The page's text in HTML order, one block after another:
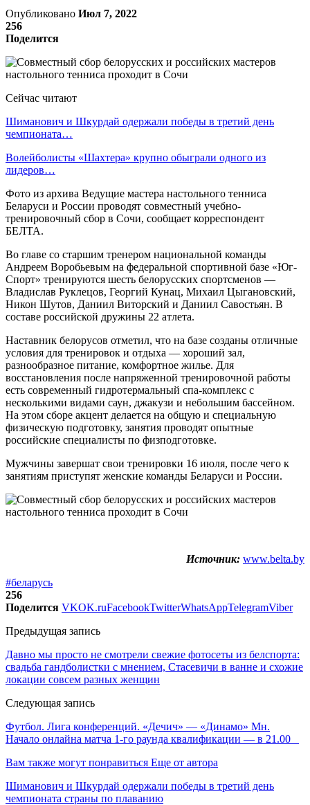
Опубликовано Июл 7, 2022
256
Поделится
Сейчас читают
Шиманович и Шкурдай одержали победы в третий день
чемпионата…
Волейболисты «Шахтера» крупно обыграли одного из
лидеров…
Фото из архива Ведущие мастера настольного тенниса
Беларуси и России проводят совместный учебно-
тренировочный сбор в Сочи, сообщает корреспондент
БЕЛТА.
Во главе со старшим тренером национальной команды
Андреем Воробьевым на федеральной спортивной базе «Юг-
Спорт» тренируются шесть белорусских спортсменов —
Владислав Руклецов, Георгий Кунац, Михаил Цыгановский,
Никон Шутов, Даниил Виторский и Даниил Савостьян. В
составе российской дружины 22 атлета.
Наставник белорусов отметил, что на базе созданы отличные
условия для тренировок и отдыха — хороший зал,
разнообразное питание, комфортное жилье. Для
восстановления после напряженной тренировочной работы
есть современный гидротермальный спа-комплекс с
несколькими видами саун, джакузи и небольшим бассейном.
На этом сборе акцент делается на общую и специальную
физическую подготовку, занятия проводят опытные
российские специалисты по физподготовке.
Мужчины завершат свои тренировки 16 июля, после чего к
занятиям приступят женские команды Беларуси и России.
Источник: www.belta.by
#беларусь
256
Поделится VKOK.ruFacebookTwitterWhatsAppTelegramViber
Предыдущая запись
Давно мы просто не смотрели свежие фотосеты из белспорта:
свадьба гандболистки с мнением, Стасевичи в ванне и схожие
локации совсем разных женщин
Следующая запись
Футбол. Лига конференций. «Дечич» — «Динамо» Мн.
Начало онлайна матча 1-го раунда квалификации — в 21.00
Вам также могут понравиться Еще от автора
Шиманович и Шкурдай одержали победы в третий день
чемпионата страны по плаванию